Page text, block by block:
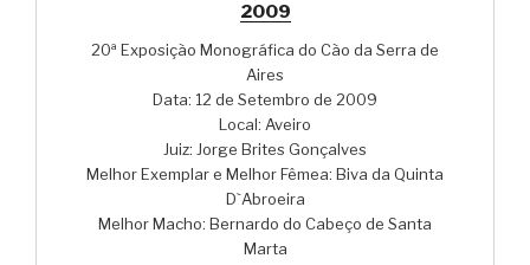
2009
20ª Exposição Monográfica do Cão da Serra de
Aires
Data: 12 de Setembro de 2009
Local: Aveiro
Juiz: Jorge Brites Gonçalves
Melhor Exemplar e Melhor Fêmea: Biva da Quinta
D`Abroeira
Melhor Macho: Bernardo do Cabeço de Santa
Marta